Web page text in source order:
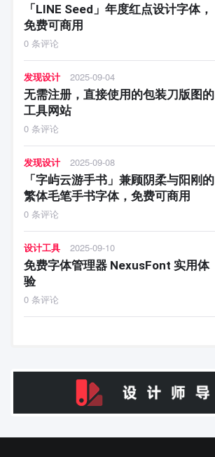
「LINE Seed」年度红点设计字体，
免费可商用
0 条评论
发现设计 2025-09-04
无需注册，直接使用的包装刀版图的
工具网站
0 条评论
发现设计 2025-09-08
「字屿云游手书」兼顾阴柔与阳刚的
繁体毛笔手书字体，免费可商用
0 条评论
设计工具 2025-09-10
免费字体管理器 NexusFont 实用体
验
0 条评论